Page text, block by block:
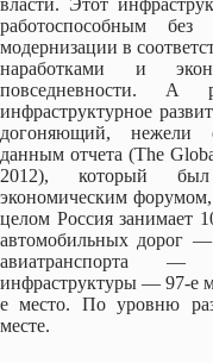
работоспособным
модернизации в
наработками и
повседневности.
инфраструктурное
догоняющий, нежели
данным отчета (The
2012), который был
экономическим форумом,
целом Россия занимает
автомобильных дорог
авиатранспорта
инфраструктуры — 97-е
е место. По уровню
месте.